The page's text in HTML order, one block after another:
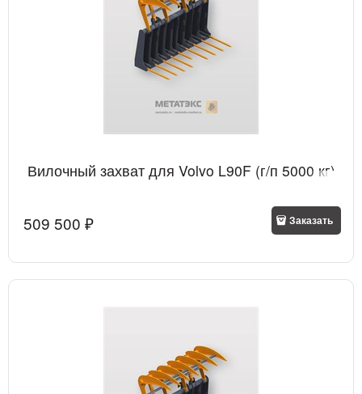
Вилочный захват для Volvo L90F (г/п 5000 кг)
509 500 ₽ Заказать